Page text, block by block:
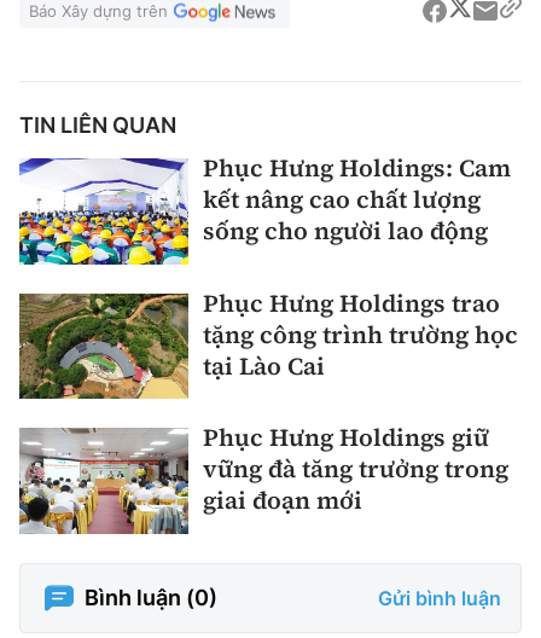
Báo Xây dựng trên
TIN LIÊN QUAN
Phục Hưng Holdings: Cam
kết nâng cao chất lượng
sống cho người lao động
Phục Hưng Holdings trao
tặng công trình trường học
tại Lào Cai
Phục Hưng Holdings giữ
vững đà tăng trưởng trong
giai đoạn mới
Bình luận (0) Gửi bình luận